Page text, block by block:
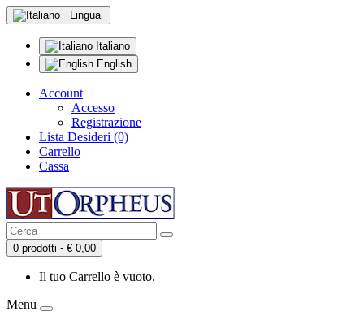
Lingua
Italiano
English
Account
Accesso
Registrazione
Lista Desideri (0)
Carrello
Cassa
0 prodotti - € 0,00
Il tuo Carrello è vuoto.
Menu